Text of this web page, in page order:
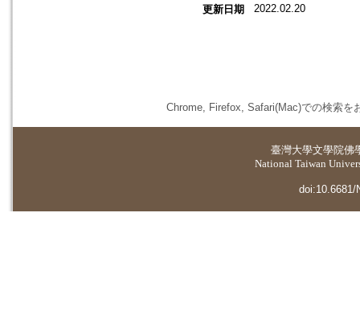
更新日期 2022.02.20
Chrome, Firefox, Safari(Mac)での検索を
臺灣大學文學院佛
National Taiwan
doi:10.6681/